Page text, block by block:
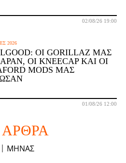
02/08/26 19:00
2026
ΟΙ GORILLAZ ΜΆΣ
ΟΙ KNEECAP ΚΑΙ ΟΙ
MODS ΜΆΣ
01/08/26 12:00
ΜΉΝΑΣ